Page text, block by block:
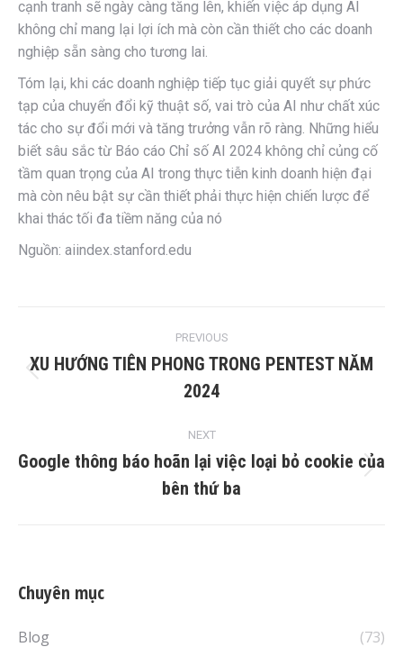
cạnh tranh sẽ ngày càng tăng lên, khiến việc áp dụng AI
không chỉ mang lại lợi ích mà còn cần thiết cho các doanh
nghiệp sẵn sàng cho tương lai.
Tóm lại, khi các doanh nghiệp tiếp tục giải quyết sự phức
tạp của chuyển đổi kỹ thuật số, vai trò của AI như chất xúc
tác cho sự đổi mới và tăng trưởng vẫn rõ ràng. Những hiểu
biết sâu sắc từ Báo cáo Chỉ số AI 2024 không chỉ củng cố
tầm quan trọng của AI trong thực tiễn kinh doanh hiện đại
mà còn nêu bật sự cần thiết phải thực hiện chiến lược để
khai thác tối đa tiềm năng của nó
Nguồn: aiindex.stanford.edu
navigation
PREVIOUS
post:
XU HƯỚNG TIÊN PHONG TRONG PENTEST NĂM
2024
NEXT
Next
post:
Google thông báo hoãn lại việc loại bỏ cookie của
bên thứ ba
Chuyên mục
Blog
(73)